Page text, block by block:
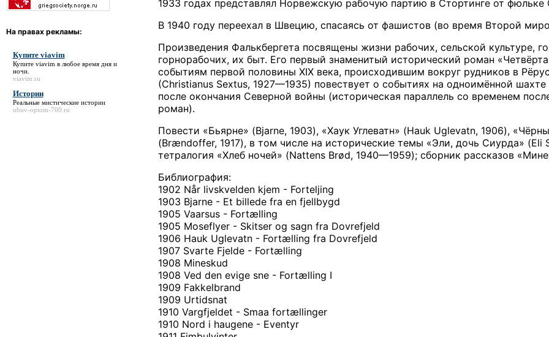
На правах рекламы:
Купите viavim
Купите viavim в любое время дня и
ночи.
viavim.ru
Истории
Реальные мистические истории
obuv-optom-700.ru
1933 годах представлял Норвежскую рабочую партию в Стортинге от фюльке
В 1940 году переехал в Швецию, спасаясь от фашистов (во время Второй
Произведения Фалькбергета посвящены жизни рабочих, сельской культуре,
горнорабочих, их быт. Его первый знаменитый исторический роман
событиям первой половины XIX века, происходившим вокруг рудников в
(Christianus Sextus, 1927—1935) повествует о событиях на одноимённой
после окончания Северной войны (историческая параллель со временем
роман).
Повести «Бьярне» (Bjarne, 1903), «Хаук Углеватн» (Hauk Uglevatn, 1906),
(Brændoffer, 1917), в том числе на исторические темы «Эли, дочь Сиурда» (Eli
тетралогия «Хлеб ночей» (Nattens Brød, 1940—1959); сборник рассказов
Библиография:
1902 Når livskvelden kjem - Forteljing
1903 Bjarne - Et billede fra en fjellbygd
1905 Vaarsus - Fortælling
1905 Moseflyer - Skitser og sagn fra Dovrefjeld
1906 Hauk Uglevatn - Fortælling fra Dovrefjeld
1907 Svarte Fjelde - Fortælling
1908 Mineskud
1908 Ved den evige sne - Fortælling I
1909 Fakkelbrand
1909 Urtidsnat
1910 Vargfjeldet - Smaa fortællinger
1910 Nord i haugene - Eventyr